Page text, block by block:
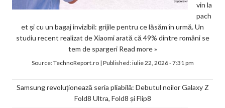
vin la
pach
et și cu un bagaj invizibil: grijile pentru ce lăsăm în urmă. Un
studiu recent realizat de Xiaomi arată că 49% dintre români se
tem de spargeri Read more »
Source:TechnoReport.ro| Published:iulie 22, 2026 - 7:31 pm
Samsung revoluționează seria pliabilă: Debutul noilor Galaxy Z
Fold8 Ultra, Fold8 și Flip8